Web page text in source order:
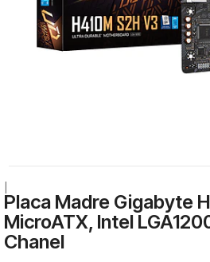
Placa Madre Gigabyte
MicroATX, Intel
Chanel